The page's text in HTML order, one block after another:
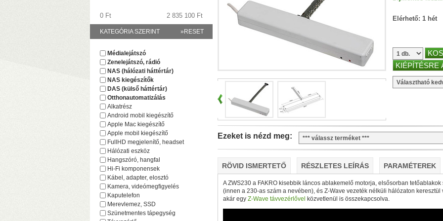
A TerraMaster-nél immár ez a minimum!
F2-425 és F4-425 NAS-szerverek:
• Intel processzor
• 2,5 Gbit-es ethernet (+ SMB dual
Plusz teljesítmény komolyabb feladatokhoz!
F2-425 Plus és F4-425 Plus: • Intel processzor
(32 GB-ig bővíthető!)
• 2×5 GBit-es ethernet (+ SMB dual
(tárhely és/vagy cache)
Elérhető: 1 hét
Ezeket is nézd meg:
RÖVID ISMERTETŐ RÉSZLETES LEÍRÁS PARAMÉTEREK
A ZWS230 a FAKRO kisebbik láncos ablakemelő motorja, elsősorban
(innen a 230-as szám a nevében), és Z-Wave vezeték nélküli hálózaton
akár egy Z-Wave távvezérlővel közvetlenül is összekapcsolva.
0 Ft 2 835 100 Ft
»RESET
KATEGÓRIA SZERINT
Médialejátszó
Zenelejátszó, rádió
NAS (hálózati háttértár)
NAS kiegészítők
DAS (külső háttértár)
Otthonautomatizálás
Alkatrész
Android mobil kiegészítő
Apple Mac kiegészítő
Apple mobil kiegészítő
FullHD megjelenítő, headset
Hálózati eszköz
Hangszóró, hangfal
Hi-Fi komponensek
Kábel, adapter, elosztó
Kamera, videómegfigyelés
Kaputelefon
Merevlemez, SSD
Szünetmentes tápegység